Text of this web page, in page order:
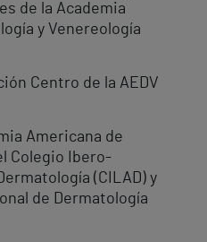
de la Academia
y Venereología
Centro de la AEDV
Americana de
Colegio Ibero-
(CILAD) y
de Dermatología